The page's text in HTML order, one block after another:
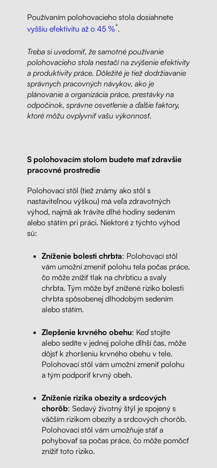
Používaním polohovacieho stola dosiahnete
vyššiu efektivitu až o 45 %*.
Treba si uvedomiť, že samotné používanie
polohovacieho stola nestačí na zvýšenie efektivity
a produktivity práce. Dôležité je tiež dodržiavanie
správnych pracovných návykov, ako je
plánovanie a organizácia práce, prestávky na
odpočinok, správne osvetlenie a ďalšie faktory,
ktoré môžu ovplyvniť vašu výkonnosť.
S polohovacím stolom budete mať zdravšie
pracovné prostredie
Polohovací stôl (tiež známy ako stôl s
nastaviteľnou výškou) má veľa zdravotných
výhod, najmä ak trávite dlhé hodiny sedením
alebo státím pri práci. Niektoré z týchto výhod
sú:
Zníženie bolesti chrbta: Polohovací stôl
vám umožní zmeniť polohu tela počas práce,
čo môže znížiť tlak na chrbticu a svaly
chrbta. Tým môže byť znížené riziko bolesti
chrbta spôsobenej dlhodobým sedením
alebo státím.
Zlepšenie krvného obehu: Keď stojíte
alebo sedíte v jednej polohe dlhší čas, môže
dôjsť k zhoršeniu krvného obehu v tele.
Polohovací stôl vám umožní zmeniť polohu
a tým podporiť krvný obeh.
Zníženie rizika obezity a srdcových
chorôb: Sedavý životný štýl je spojený s
väčším rizikom obezity a srdcových chorôb.
Polohovací stôl vám umožňuje stáť a
pohybovať sa počas práce, čo môže pomôcť
znížiť toto riziko.